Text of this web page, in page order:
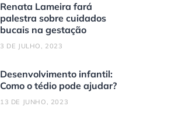
Renata Lameira fará
palestra sobre cuidados
bucais na gestação
3 DE JULHO, 2023
Desenvolvimento infantil:
Como o tédio pode ajudar?
13 DE JUNHO, 2023